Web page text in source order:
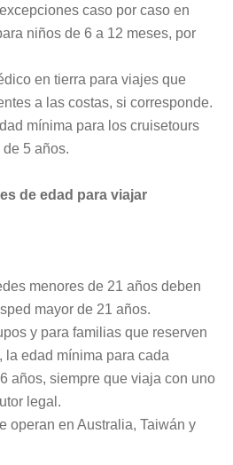
caso por caso en
niños de 6 a 12 meses, por
en tierra para viajes que
a las costas, si corresponde.
mínima para los cruisetours
5 años.
de edad para viajar
menores de 21 años deben
mayor de 21 años.
y para familias que reserven
la edad mínima para cada
años, siempre que viaja con uno
legal.
operan en Australia, Taiwán y